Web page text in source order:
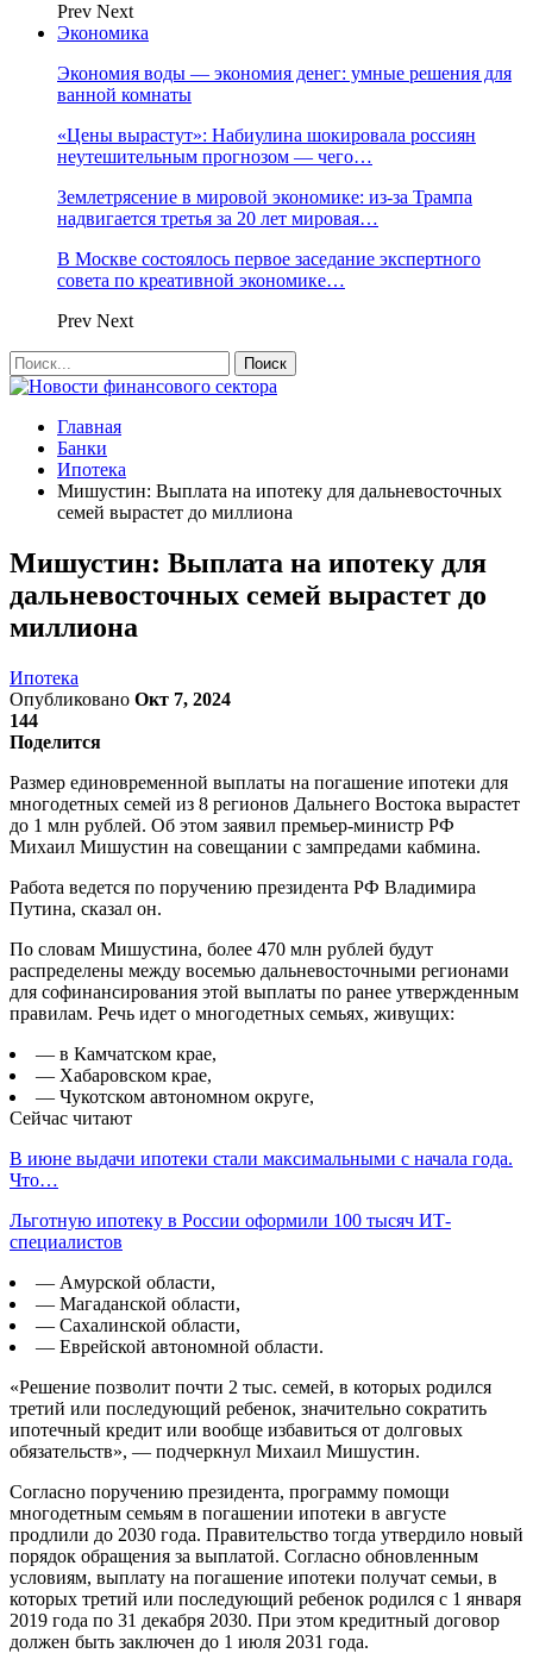
Prev Next
Экономика
Экономия воды — экономия денег: умные решения для
ванной комнаты
«Цены вырастут»: Набиулина шокировала россиян
неутешительным прогнозом — чего…
Землетрясение в мировой экономике: из-за Трампа
надвигается третья за 20 лет мировая…
В Москве состоялось первое заседание экспертного
совета по креативной экономике…
Prev Next
Главная
Банки
Ипотека
Мишустин: Выплата на ипотеку для дальневосточных
семей вырастет до миллиона
Мишустин: Выплата на ипотеку для
дальневосточных семей вырастет до
миллиона
Ипотека
Опубликовано Окт 7, 2024
144
Поделится
Размер единовременной выплаты на погашение ипотеки для
многодетных семей из 8 регионов Дальнего Востока вырастет
до 1 млн рублей. Об этом заявил премьер-министр РФ
Михаил Мишустин на совещании с зампредами кабмина.
Работа ведется по поручению президента РФ Владимира
Путина, сказал он.
По словам Мишустина, более 470 млн рублей будут
распределены между восемью дальневосточными регионами
для софинансирования этой выплаты по ранее утвержденным
правилам. Речь идет о многодетных семьях, живущих:
— в Камчатском крае,
— Хабаровском крае,
— Чукотском автономном округе,
Сейчас читают
В июне выдачи ипотеки стали максимальными с начала года.
Что…
Льготную ипотеку в России оформили 100 тысяч ИТ-
специалистов
— Амурской области,
— Магаданской области,
— Сахалинской области,
— Еврейской автономной области.
«Решение позволит почти 2 тыс. семей, в которых родился
третий или последующий ребенок, значительно сократить
ипотечный кредит или вообще избавиться от долговых
обязательств», — подчеркнул Михаил Мишустин.
Согласно поручению президента, программу помощи
многодетным семьям в погашении ипотеки в августе
продлили до 2030 года. Правительство тогда утвердило новый
порядок обращения за выплатой. Согласно обновленным
условиям, выплату на погашение ипотеки получат семьи, в
которых третий или последующий ребенок родился с 1 января
2019 года по 31 декабря 2030. При этом кредитный договор
должен быть заключен до 1 июля 2031 года.